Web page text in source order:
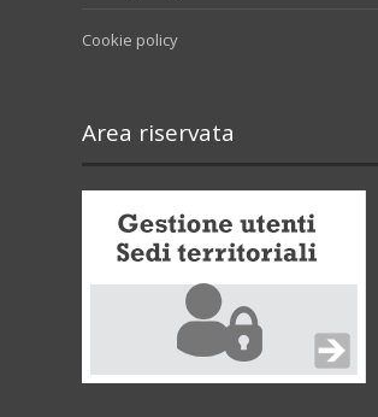
Cookie policy
Area riservata